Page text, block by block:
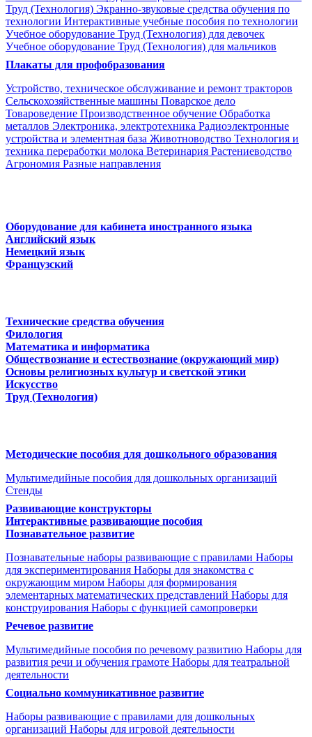
Труд (Технология) Экранно-звуковые средства обучения по
технологии Интерактивные учебные пособия по технологии
Учебное оборудование Труд (Технология) для девочек
Учебное оборудование Труд (Технология) для мальчиков
Плакаты для профобразования
Устройство, техническое обслуживание и ремонт тракторов
Сельскохозяйственные машины Поварское дело
Товароведение Производственное обучение Обработка
металлов Электроника, электротехника Радиоэлектронные
устройства и элементная база Животноводство Технология и
техника переработки молока Ветеринария Растениеводство
Агрономия Разные направления
Оборудование для кабинета иностранного языка
Английский язык
Немецкий язык
Французский
Технические средства обучения
Филология
Математика и информатика
Обществознание и естествознание (окружающий мир)
Основы религиозных культур и светской этики
Искусство
Труд (Технология)
Методические пособия для дошкольного образования
Мультимедийные пособия для дошкольных организаций
Стенды
Развивающие конструкторы
Интерактивные развивающие пособия
Познавательное развитие
Познавательные наборы развивающие с правилами Наборы
для экспериментирования Наборы для знакомства с
окружающим миром Наборы для формирования
элементарных математических представлений Наборы для
конструирования Наборы с функцией самопроверки
Речевое развитие
Мультимедийные пособия по речевому развитию Наборы для
развития речи и обучения грамоте Наборы для театральной
деятельности
Социально коммуникативное развитие
Наборы развивающие с правилами для дошкольных
организаций Наборы для игровой деятельности